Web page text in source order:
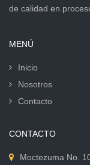
de calidad en
MENÚ
Inicio
Nosotros
Contacto
CONTACTO
Moctezuma No.